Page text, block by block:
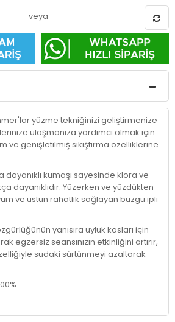
veya
yüzme tekniğinizi geliştirmenize
ulaşmanıza yardımcı olmak için
ve genişletilmiş sıkıştırma özelliklerine
kumaşı sayesinde klora ve
dayanıklıdır. Yüzerken ve yüzdükten
ve üstün rahatlık sağlayan büzgü ipli
yanısıra uyluk kasları için
egzersiz seansınızın etkinliğini artırır,
sudaki sürtünmeyi azaltarak